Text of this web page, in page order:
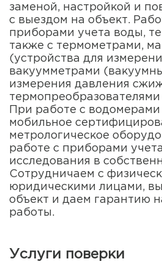
заменой, настройкой и
с выездом на объект.
приборами учета воды,
также с термометрами,
(устройства для
вакуумметрами
измерения давления
При работе с водомерами
мобильное
метрологическое
работе с приборами
исследования в
Сотрудничаем с
юридическими лицами,
объект и даем гарантию
работы.
Услуги поверки